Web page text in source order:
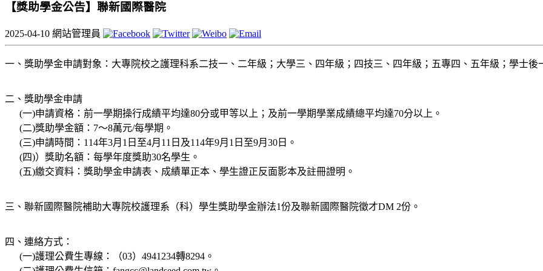
【獎助學金公告】聯新國際醫院
2025-04-10 網站管理員
一、獎助學金申請對象：大專院校之護理科系二技一、二年級；大學三、四年級；四技三、四年級；五專四、五年級；學士後
二、獎助學金申請
(一)申請資格：前一學期操行成績平均達80分或甲等以上；及前一學期學業成績總平均達70分以上。
(二)獎助學金額：7～8萬元/每學期。
(三)申請時間：114年3月1日至4月11日及114年9月1日至9月30日。
(四)）獎助名額：每學年度獎助30名學生。
(五)繳交資料：獎助學金申請表、成績單正本、學生證正反面影本及註冊證明。
三、聯新國際醫院補助大專院校護理系（科）學生獎助學金辦法1份及聯新國際醫院徵才DM 2份。
四、連絡方式：
(一)護理公費生專線：（03）4941234轉8294。